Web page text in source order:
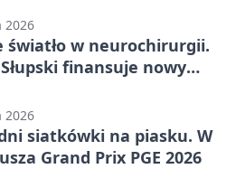
2026
światło w neurochirurgii.
finansuje nowy
2026
siatkówki na piasku. W
Grand Prix PGE 2026